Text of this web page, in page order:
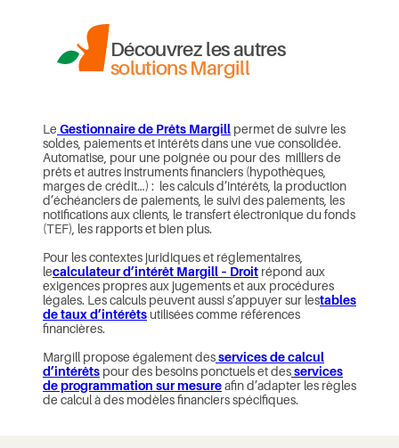
Découvrez les autres
solutions Margill
Le Gestionnaire de Prêts Margill permet de suivre les
soldes, paiements et intérêts dans une vue consolidée.
Automatise, pour une poignée ou pour des milliers de
prêts et autres instruments financiers (hypothèques,
marges de crédit…) : les calculs d’intérêts, la production
d’échéanciers de paiements, le suivi des paiements, les
notifications aux clients, le transfert électronique du fonds
(TEF), les rapports et bien plus.
Pour les contextes juridiques et réglementaires,
lecalculateur d’intérêt Margill – Droit répond aux
exigences propres aux jugements et aux procédures
légales. Les calculs peuvent aussi s’appuyer sur lestables
de taux d’intérêts utilisées comme références
financières.
Margill propose également desservices de calcul
d’intérêts pour des besoins ponctuels et desservices
de programmation sur mesureafin d’adapter les règles
de calcul à des modèles financiers spécifiques.